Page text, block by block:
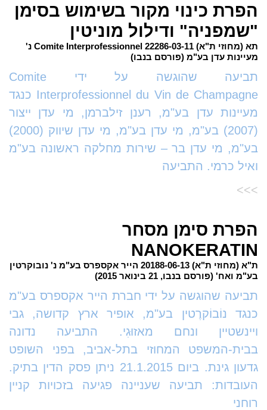
הפרת כינוי מקור בשימוש בסימן
"שמפניה" ודילול מוניטין
תא (מחוזי ת"א) 22286-03-11 Comite Interprofessionnel נ'
מעיינות עדן בע"מ (פורסם בנבו)
תביעה שהוגשה על ידי Comite
Interprofessionnel du Vin de Champagne כנגד
מעיינות עדן בע"מ, רענן זילברמן, מי עדן ייצור
(2007) בע"מ, מי עדן בע"מ, מי עדן שיווק (2000)
בע"מ, מי עדן בר – שירות מחלקה ראשונה בע"מ
ואיל כרמי. התביעה
>>>
הפרת סימן מסחר
NANOKERATIN
ת"א (מחוזי ת"א) 20188-06-13 הייר אקספרס בע"מ נ' נובוקרטין
בע"מ ואח' (פורסם בנבו, 21 בינואר 2015)
תביעה שהוגשה על ידי חברת הייר אקספרס בע"מ
כנגד נוֹבוֹקרֶטין בע"מ, אופיר ארץ קדושה, גבי
ויינשטיין ונחם מאזוּגִי. התביעה נדונה
בבית-המשפט המחוזי בתל-אביב, בפני השופט
גדעון גינת. ביום 21.1.2015 ניתן פסק הדין בתיק.
העובדות: תביעה שעניינה פגיעה בזכויות קניין
רוחני